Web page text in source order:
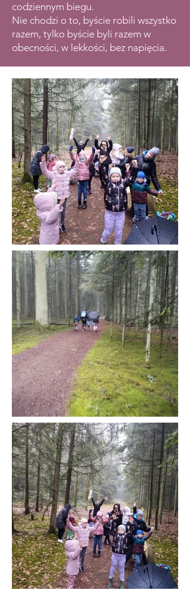
codziennym biegu.
Nie chodzi o to, byście robili wszystko
razem, tylko byście byli razem w
obecności, w lekkości, bez napięcia.